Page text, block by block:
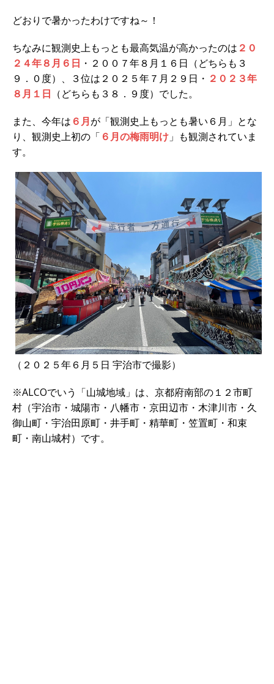
どおりで暑かったわけですね～！
ちなみに観測史上もっとも最高気温が高かったのは ２０
２４年８月６日 ・２００７年８月１６日（どちらも３
９．０度）、３位は２０２５年７月２９日・ ２０２３年
８月１日 （どちらも３８．９度）でした。
また、今年は ６月が「観測史上もっとも暑い６月」とな
り、観測史上初の「 ６月の梅雨明け 」も観測されていま
す。
（２０２５年６月５日 宇治市で撮影）
※ALCOでいう「山城地域」は、京都府南部の１２市町
村（宇治市・城陽市・八幡市・京田辺市・木津川市・久
御山町・宇治田原町・井手町・精華町・笠置町・和束
町・南山城村）です。